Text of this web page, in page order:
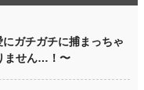
にガチガチに捕まっちゃ
ません…！〜